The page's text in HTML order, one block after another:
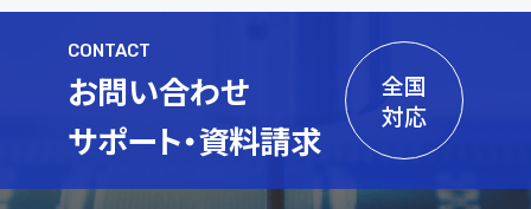
CONTACT
お問い合わせ
サポート・資料請求
全国
対応